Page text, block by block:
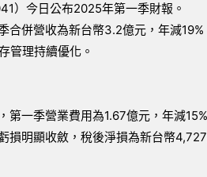
）今日公布2025年第一季財報。
合併營收為新台幣3.2億元，年減
管理持續優化。
一季營業費用為1.67億元，年減15%
損明顯收斂，稅後淨損為新台幣